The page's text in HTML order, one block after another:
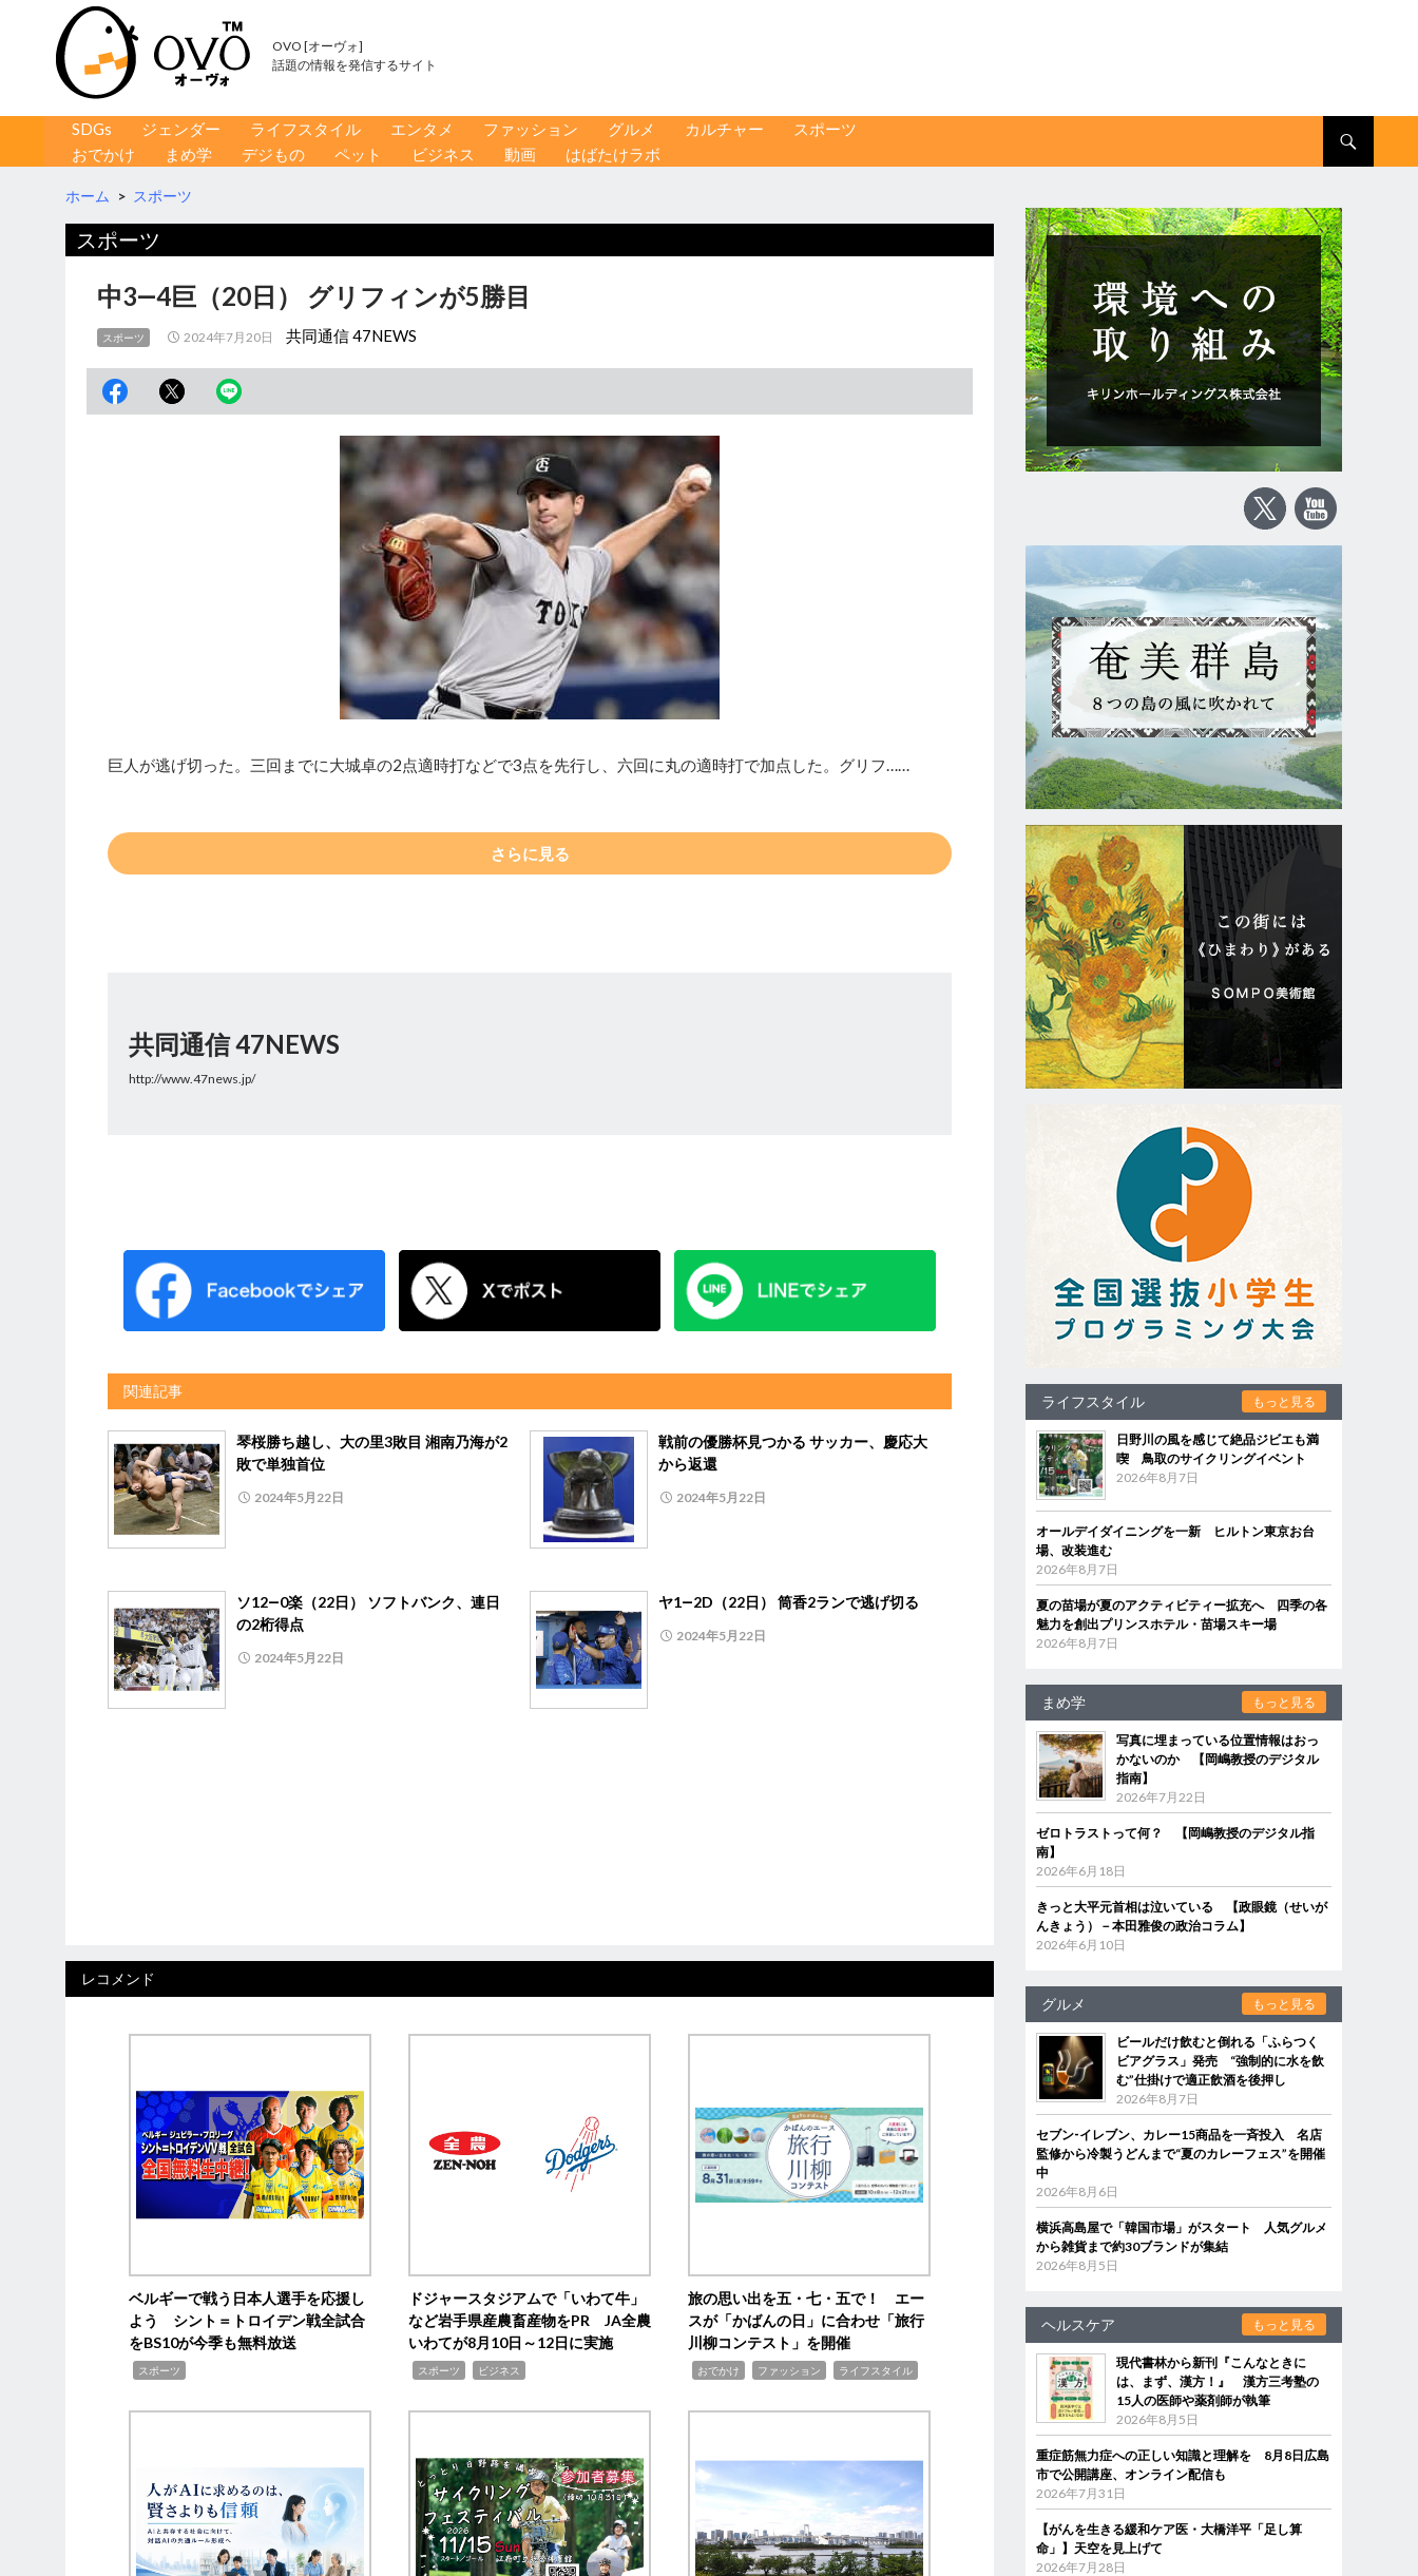
OVO [オーヴォ]
話題の情報を発信するサイト
コンテンツへ移動
SDGs ジェンダー ライフスタイル エンタメ ファッション グルメ カルチャー
スポーツ
おでかけ
まめ学 デジもの ペット ビジネス 動画 はばたけラボ
ホーム > スポーツ
スポーツ
中3―4巨（20日） グリフィンが5勝目
スポーツ 2024年7月20日 共同通信 47NEWS
巨人が逃げ切った。三回までに大城卓の2点適時打などで3点を先行し、六回に丸の適時打で加点した。グリフ……
さらに見る
共同通信 47NEWS
http://www.47news.jp/
関連記事
琴桜勝ち越し、大の里3敗目 湘南乃海が2
敗で単独首位
2024年5月22日
戦前の優勝杯見つかる サッカー、慶応大
から返還
2024年5月22日
ソ12―0楽（22日） ソフトバンク、連日
の2桁得点
2024年5月22日
ヤ1―2D（22日） 筒香2ランで逃げ切る
2024年5月22日
レコメンド
ベルギーで戦う日本人選手を応援し
よう シント＝トロイデン戦全試合
をBS10が今季も無料放送
スポーツ
ドジャースタジアムで「いわて牛」
など岩手県産農畜産物をPR JA全農
いわてが8月10日～12日に実施
スポーツ ビジネス
旅の思い出を五・七・五で！ エー
スが「かばんの日」に合わせ「旅行
川柳コンテスト」を開催
おでかけ ファッション ライフスタイル
ライフスタイル もっと見る
日野川の風を感じて絶品ジビエも満
喫 鳥取のサイクリングイベント
2026年8月7日
オールデイダイニングを一新 ヒルトン東京お台
場、改装進む
2026年8月7日
夏の苗場が夏のアクティビティー拡充へ 四季の各
魅力を創出プリンスホテル・苗場スキー場
2026年8月7日
まめ学 もっと見る
写真に埋まっている位置情報はおっ
かないのか 【岡嶋教授のデジタル
指南】
2026年7月22日
ゼロトラストって何？ 【岡嶋教授のデジタル指
南】
2026年6月18日
きっと大平元首相は泣いている 【政眼鏡（せいが
んきょう）－本田雅俊の政治コラム】
2026年6月10日
グルメ もっと見る
ビールだけ飲むと倒れる「ふらつく
ビアグラス」発売 “強制的に水を飲
む”仕掛けで適正飲酒を後押し
2026年8月7日
セブン‐イレブン、カレー15商品を一斉投入 名店
監修から冷製うどんまで“夏のカレーフェス”を開催
中
2026年8月6日
横浜高島屋で「韓国市場」がスタート 人気グルメ
から雑貨まで約30ブランドが集結
2026年8月5日
ヘルスケア もっと見る
現代書林から新刊『こんなときに
は、まず、漢方！』 漢方三考塾の
15人の医師や薬剤師が執筆
2026年8月5日
重症筋無力症への正しい知識と理解を 8月8日広島
市で公開講座、オンライン配信も
2026年7月31日
【がんを生きる緩和ケア医・大橋洋平「足し算
命」】天空を見上げて
2026年7月28日